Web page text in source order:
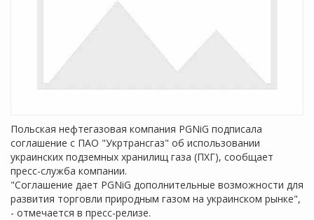
Польская нефтегазовая компания PGNiG подписала
соглашение с ПАО "Укртрансгаз" об использовании
украинских подземных хранилищ газа (ПХГ), сообщает
пресс-служба компании.
"Соглашение дает PGNiG дополнительные возможности для
развития торговли природным газом на украинском рынке",
- отмечается в пресс-релизе.